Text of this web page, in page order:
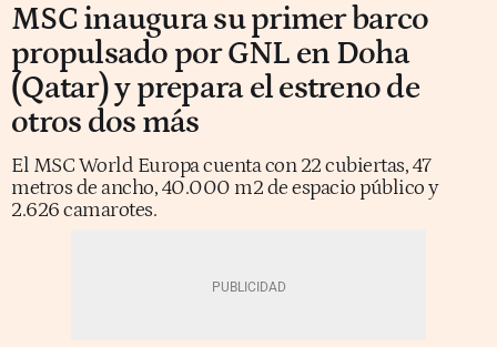
MSC inaugura su primer barco
propulsado por GNL en Doha
(Qatar) y prepara el estreno de
otros dos más
El MSC World Europa cuenta con 22 cubiertas, 47
metros de ancho, 40.000 m2 de espacio público y
2.626 camarotes.